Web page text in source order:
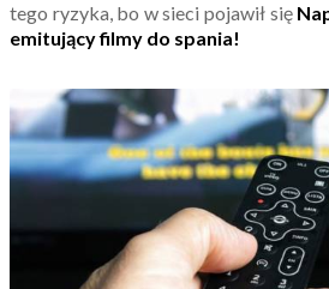
tego ryzyka, bo w sieci pojawił się
emitujący filmy do spania!